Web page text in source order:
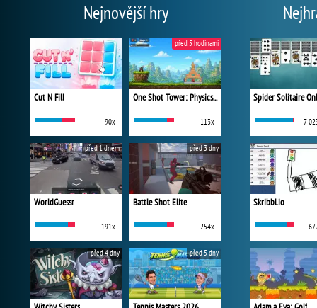
Nejnovější hry
Cut N Fill
90x
One Shot Tower: Physics Destroyer
113x
před 5 hodinami
WorldGuessr
191x
před 1 dnem
Battle Shot Elite
254x
před 3 dny
před 4 dny před 5 dny
Spider Solitaire
7
Skribbl.io